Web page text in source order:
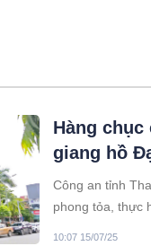
Hàng
giang hồ
Công an tỉnh
phong tỏa, thực
10:07 15/07/25